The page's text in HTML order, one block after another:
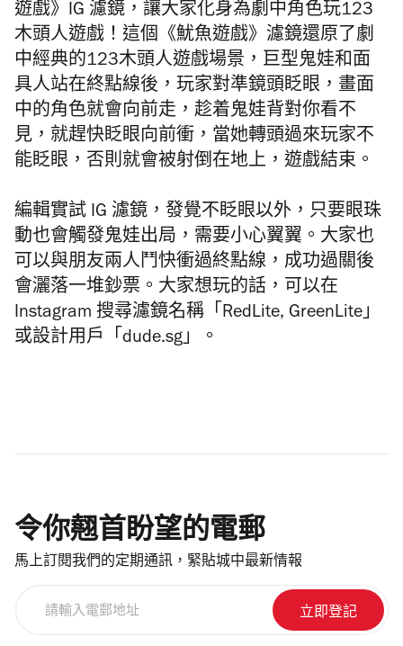
遊戲》IG 濾鏡，讓大家化身為劇中角色玩123
木頭人遊戲！這個《魷魚遊戲》濾鏡還原了劇
中經典的123木頭人遊戲場景，巨型鬼娃和面
具人站在終點線後，玩家對準鏡頭眨眼，畫面
中的角色就會向前走，趁着鬼娃背對你看不
見，就趕快眨眼向前衝，當她轉頭過來玩家不
能眨眼，否則就會被射倒在地上，遊戲結束。
編輯實試 IG 濾鏡，發覺不眨眼以外，只要眼珠
動也會觸發鬼娃出局，需要小心翼翼。 大家也
可以與朋友兩人鬥快衝過終點線，成功過關後
會灑落一堆鈔票。大家想玩的話，可以在
Instagram 搜尋濾鏡名稱「RedLite, GreenLite」
或設計用戶「dude.sg」。
令你翹首盼望的電郵
馬上訂閱我們的定期通訊，緊貼城中最新情報